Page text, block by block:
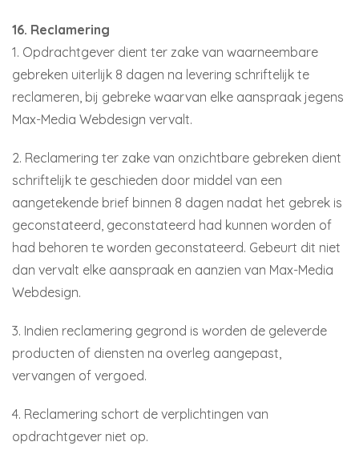
16. Reclamering
1. Opdrachtgever dient ter zake van waarneembare
gebreken uiterlijk 8 dagen na levering schriftelijk te
reclameren, bij gebreke waarvan elke aanspraak jegens
Max-Media Webdesign vervalt.
2. Reclamering ter zake van onzichtbare gebreken dient
schriftelijk te geschieden door middel van een
aangetekende brief binnen 8 dagen nadat het gebrek is
geconstateerd, geconstateerd had kunnen worden of
had behoren te worden geconstateerd. Gebeurt dit niet
dan vervalt elke aanspraak en aanzien van Max-Media
Webdesign.
3. Indien reclamering gegrond is worden de geleverde
producten of diensten na overleg aangepast,
vervangen of vergoed.
4. Reclamering schort de verplichtingen van
opdrachtgever niet op.